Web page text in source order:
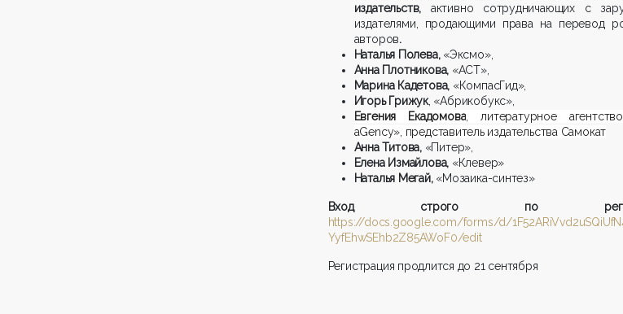
издательств, активно сотрудничающих с
издателями, продающими права на перевод
авторов.
Наталья Полева,«Эксмо»,
Анна Плотникова, «АСТ»,
Марина Кадетова, «КомпасГид»,
Игорь Грижук, «Абрикобукс»,
Евгения Екадомова , литературное
aGency», представитель издательства Самокат
Анна Титова,«Питер»,
Елена Измайлова, «Клевер»
Наталья Мегай, «Мозаика-синтез»
Вход строго по
https://docs.google.com/forms/d/
YyfEhwSEhb2Z85AWoF0/edit
Регистрация продлится до 21 сентября